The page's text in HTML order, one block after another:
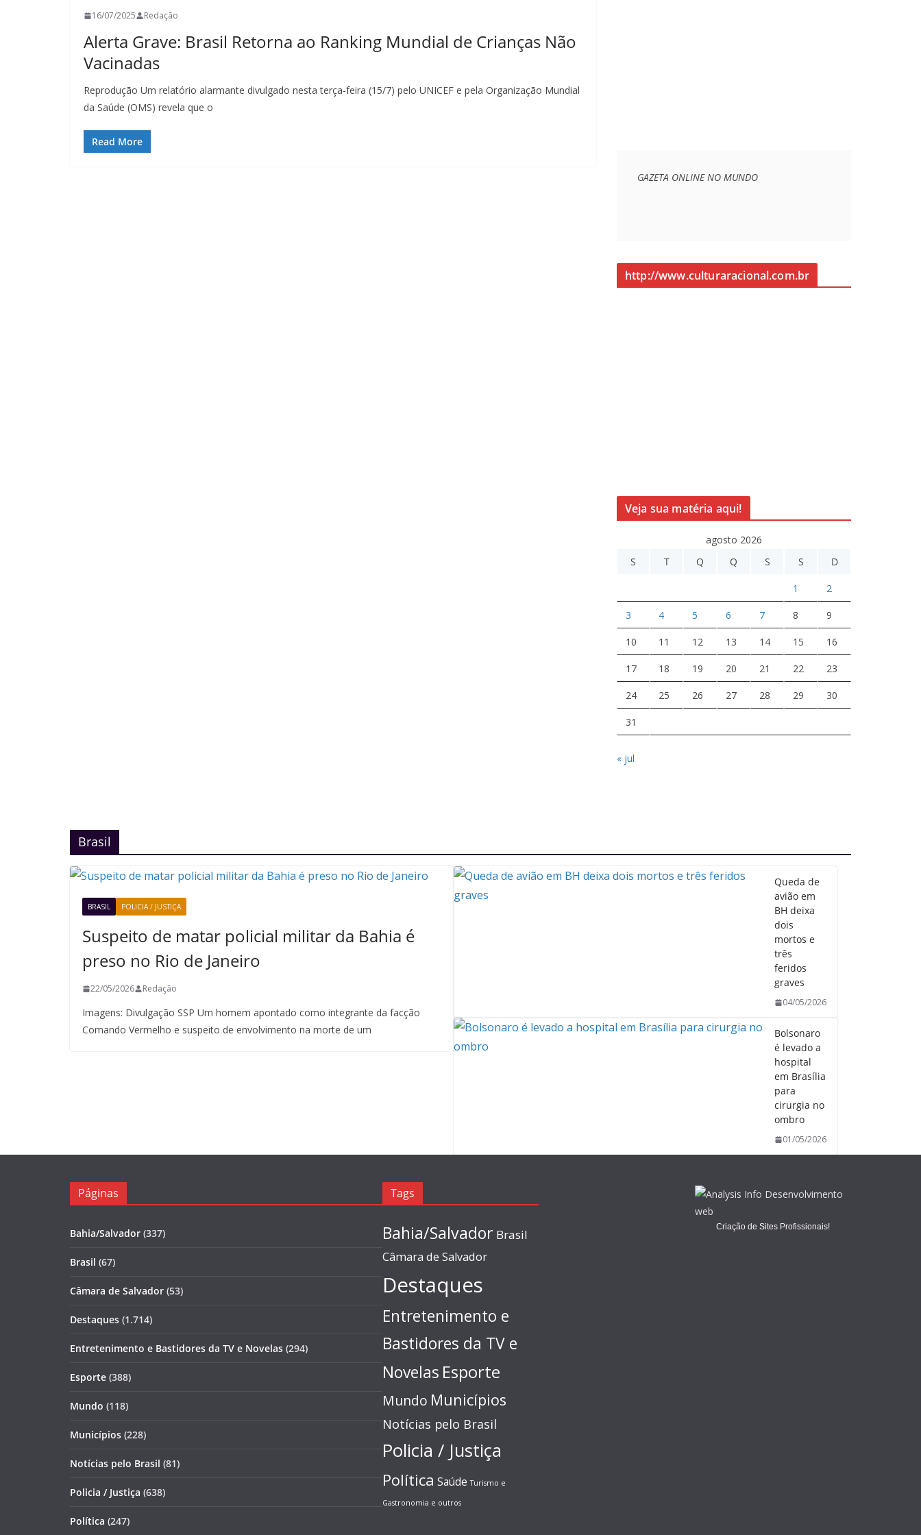
16/07/2025 Redação
Alerta Grave: Brasil Retorna ao Ranking Mundial de Crianças Não
Vacinadas
Reprodução Um relatório alarmante divulgado nesta terça-feira (15/7) pelo UNICEF e pela Organização Mundial
da Saúde (OMS) revela que o
Read More
GAZETA ONLINE NO MUNDO
http://www.culturaracional.com.br
Veja sua matéria aqui!
agosto 2026
S
T Q Q S S D
1 2
3 4 5 6 7 8 9
10 11 12 13 14 15 16
17 18 19 20 21 22 23
24 25 26 27 28 29 30
31
« jul
Brasil
BRASIL POLICIA / JUSTIÇA
Suspeito de matar policial militar da Bahia é
preso no Rio de Janeiro
22/05/2026 Redação
Imagens: Divulgação SSP Um homem apontado como integrante da facção
Comando Vermelho e suspeito de envolvimento na morte de um
Queda de
avião em
BH deixa
dois
mortos e
três
feridos
graves
04/05/2026
Bolsonaro
é levado a
hospital
em Brasília
para
cirurgia no
ombro
01/05/2026
Páginas
Bahia/Salvador (337)
Brasil (67)
Câmara de Salvador (53)
Destaques (1.714)
Entretenimento e Bastidores da TV e Novelas (294)
Esporte (388)
Mundo (118)
Municípios (228)
Notícias pelo Brasil (81)
Policia / Justiça (638)
Política (247)
Tags
Bahia/Salvador Brasil
Câmara de Salvador
Destaques
Entretenimento e
Bastidores da TV e
Novelas Esporte
Mundo Municípios
Notícias pelo Brasil
Policia / Justiça
Política Saúde Turismo e
Gastronomia e outros
Criação de Sites Profissionais!